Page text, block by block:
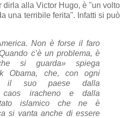
dirla alla Victor Hugo, è "un volto
una terribile ferita". Infatti si può
Non è forse il faro
c’è un problema, è
si guarda» spiega
Obama, che, con ogni
il suo paese dalla
caos iracheno e dalla
islamico che ne è
si vanta anche di essere